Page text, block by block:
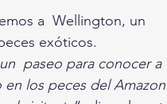
a  Wellington, un
exóticos.
paseo para conocer a
los peces del Amazon